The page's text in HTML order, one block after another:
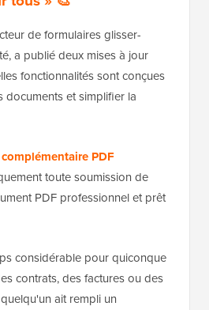
de formulaires glisser-
a publié deux mises à jour
fonctionnalités sont conçues
documents et simplifier la
PDF
toute soumission de
PDF professionnel et prêt
considérable pour quiconque
contrats, des factures ou des
ait rempli un